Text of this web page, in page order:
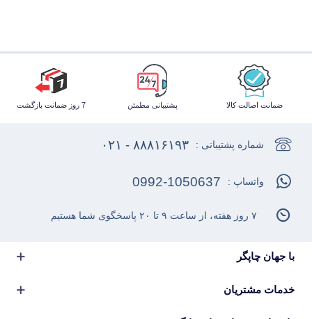
ضمانت اصالت کالا پشتیبانی مطمئن 7 روز ضمانت بازگشت
با جهان چاپگر
خدمات مشتریان
شماره پشتیبانی : ۸۸۸۱۶۱۹۳ - ۰۲۱
واتساپ : 0992-1050637
۷ روز هفته، از ساعت ۹ تا ۲۰ پاسخگوی شما هستیم